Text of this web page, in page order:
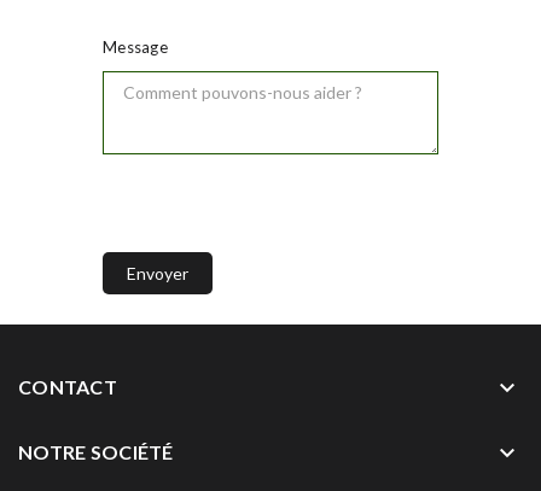
Message
CONTACT keyboard_arrow_down
NOTRE SOCIÉTÉ keyboard_arrow_down